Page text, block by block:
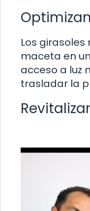
Los
maceta en
acceso a luz
trasladar la